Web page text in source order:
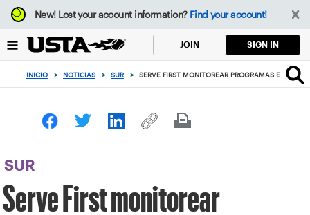
Enfoque
desde
botón
volver
principio
New!Lost your account information? Find your account!
JOIN SIGN IN
INICIO > NOTICIAS > SUR > SERVE FIRST MONITOREAR PROGRAMAS EN 100+
SUR
Serve First monitorear